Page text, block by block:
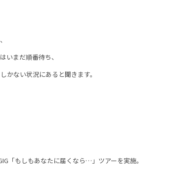
いまだ順番待ち、
ない状況にあると聞きます。
「もしもあなたに届くなら…」ツアーを実施。